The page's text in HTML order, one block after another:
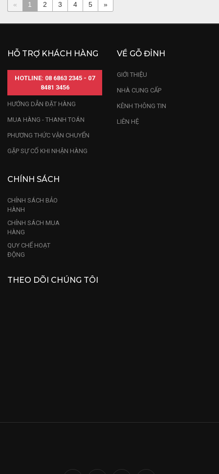
« 1 2 3 4 5 »
HỖ TRỢ KHÁCH HÀNG
HOTLINE: 08 6863 2345 - 07
8481 3456
HƯỚNG DẪN ĐẶT HÀNG
MUA HÀNG - THANH TOÁN
PHƯƠNG THỨC VẬN CHUYỂN
GẶP SỰ CỐ KHI NHẬN HÀNG
VỀ GỖ ĐỈNH
GIỚI THIỆU
NHÀ CUNG CẤP
KÊNH THÔNG TIN
LIÊN HỆ
CHÍNH SÁCH
CHÍNH SÁCH BẢO
HÀNH
CHÍNH SÁCH MUA
HÀNG
QUY CHẾ HOẠT
ĐỘNG
THEO DÕI CHÚNG TÔI